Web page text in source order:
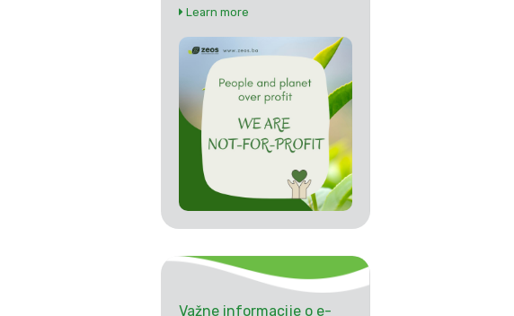
Learn more
Važne informacije o e-